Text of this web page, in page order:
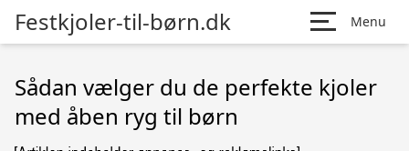
Festkjoler-til-børn.dk Menu
Sådan vælger du de perfekte kjoler
med åben ryg til børn